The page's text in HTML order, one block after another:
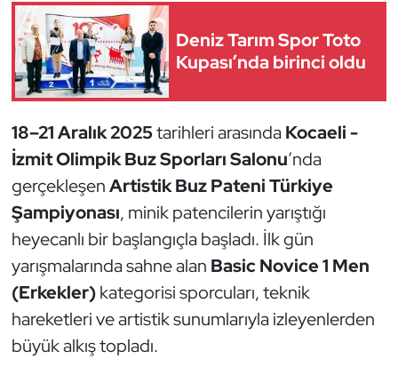
Deniz Tarım Spor Toto
Kupası’nda birinci oldu
18–21 Aralık 2025tarihleri arasında Kocaeli -
İzmit Olimpik Buz Sporları Salonu’nda
gerçekleşenArtistik Buz Pateni Türkiye
Şampiyonası, minik patencilerin yarıştığı
heyecanlı bir başlangıçla başladı. İlk gün
yarışmalarında sahne alan Basic Novice 1 Men
(Erkekler)kategorisi sporcuları, teknik
hareketleri ve artistik sunumlarıyla izleyenlerden
büyük alkış topladı.
Eskrim
Futbol
Futsal
Genel
Golf
Güreş
Halter
Hava Sporları